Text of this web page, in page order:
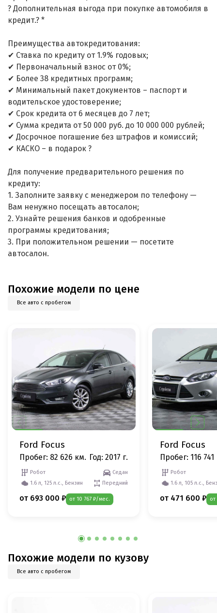
? Дополнительная выгода при покупке автомобиля в
кредит.? *
Преимущества автокредитования:
✔ Ставка по кредиту от 1.9% годовых;
✔ Первоначальный взнос от 0%;
✔ Более 38 кредитных программ;
✔ Минимальный пакет документов – паспорт и
водительское удостоверение;
✔ Срок кредита от 6 месяцев до 7 лет;
✔ Сумма кредита от 50 000 руб. до 10 000 000 рублей;
✔ Досрочное погашение без штрафов и комиссий;
✔ КАСКО – в подарок ?
Для получение предварительного решения по
кредиту:
1. Заполните заявку с менеджером по телефону —
Вам ненужно посещать автосалон;
2. Узнайте решения банков и одобренные
программы кредитования;
3. При положительном решении — посетите
автосалон.
Похожие модели по цене
Все авто с пробегом
Ford Focus
Пробег: 82 626 км. Год: 2017 г.
Робот
Седан
1.6 л, 125 л.с., Бензин
Передний
от 693 000 ₽ от 10 767 ₽/мес.
Ford Focus
Пробег: 116
Робот
1.6 л, 105 л.с.,
от 471 600 ₽
Похожие модели по кузову
Все авто с пробегом